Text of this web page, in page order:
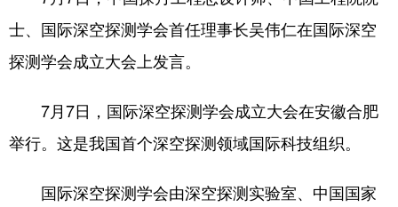
士、国际深空探测学会首任理事长吴伟仁在国际深空
探测学会成立大会上发言。
7月7日，国际深空探测学会成立大会在安徽合肥
举行。这是我国首个深空探测领域国际科技组织。
国际深空探测学会由深空探测实验室、中国国家